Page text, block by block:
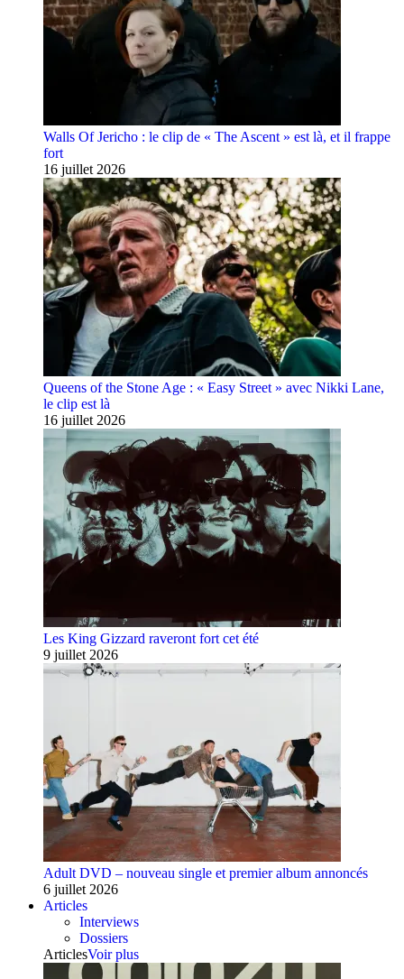
Walls Of Jericho : le clip de « The Ascent » est là, et il frappe
fort
16 juillet 2026
Queens of the Stone Age : « Easy Street » avec Nikki Lane,
le clip est là
16 juillet 2026
Les King Gizzard raveront fort cet été
9 juillet 2026
Adult DVD – nouveau single et premier album annoncés
6 juillet 2026
Articles
Interviews
Dossiers
ArticlesVoir plus